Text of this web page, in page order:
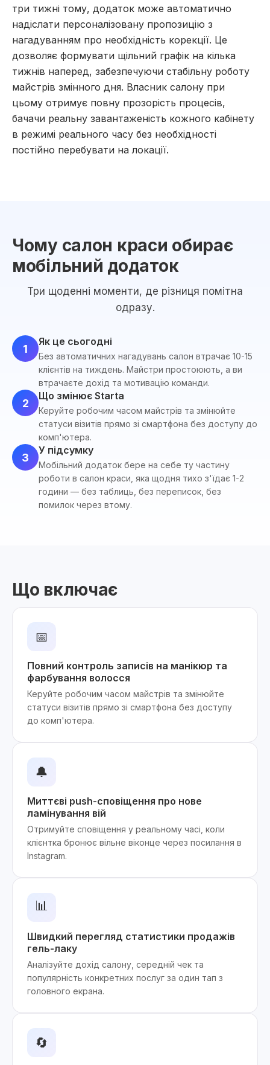
три тижні тому, додаток може автоматично
надіслати персоналізовану пропозицію з
нагадуванням про необхідність корекції. Це
дозволяє формувати щільний графік на кілька
тижнів наперед, забезпечуючи стабільну роботу
майстрів змінного дня. Власник салону при
цьому отримує повну прозорість процесів,
бачачи реальну завантаженість кожного кабінету
в режимі реального часу без необхідності
постійно перебувати на локації.
Чому салон краси обирає
мобільний додаток
Три щоденні моменти, де різниця помітна
одразу.
1
Як це сьогодні
Без автоматичних нагадувань салон втрачає 10-15
клієнтів на тиждень. Майстри простоюють, а ви
втрачаєте дохід та мотивацію команди.
2
Що змінює Starta
Керуйте робочим часом майстрів та змінюйте
статуси візитів прямо зі смартфона без доступу до
комп'ютера.
3
У підсумку
Мобільний додаток бере на себе ту частину
роботи в салон краси, яка щодня тихо з'їдає 1-2
години — без таблиць, без переписок, без
помилок через втому.
Що включає
📅
Повний контроль записів на манікюр та
фарбування волосся
Керуйте робочим часом майстрів та змінюйте
статуси візитів прямо зі смартфона без доступу
до комп'ютера.
🔔
Миттєві push-сповіщення про нове
ламінування вій
Отримуйте сповіщення у реальному часі, коли
клієнтка бронює вільне віконце через посилання в
Instagram.
📊
Швидкий перегляд статистики продажів
гель-лаку
Аналізуйте дохід салону, середній чек та
популярність конкретних послуг за один тап з
головного екрана.
🔄